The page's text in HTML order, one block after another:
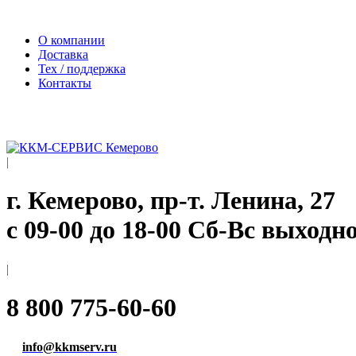
О компании
Доставка
Тех / поддержка
Контакты
|
г. Кемерово, пр-т. ​Ленина, 27
с 09-00 до 18-00 Сб-Вс
|
8 800 775-60-60
info@kkmserv.ru